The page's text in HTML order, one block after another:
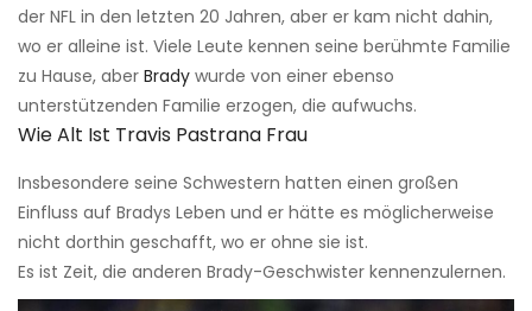
der NFL in den letzten 20 Jahren, aber er kam nicht dahin,
wo er alleine ist. Viele Leute kennen seine berühmte Familie
zu Hause, aber Brady wurde von einer ebenso
unterstützenden Familie erzogen, die aufwuchs.
Wie Alt Ist Travis Pastrana Frau
Insbesondere seine Schwestern hatten einen großen
Einfluss auf Bradys Leben und er hätte es möglicherweise
nicht dorthin geschafft, wo er ohne sie ist.
Es ist Zeit, die anderen Brady-Geschwister kennenzulernen.